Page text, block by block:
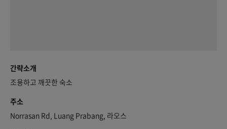
간략소개
조용하고 깨끗한 숙소
주소
Norrasan Rd, Luang Prabang, 라오스